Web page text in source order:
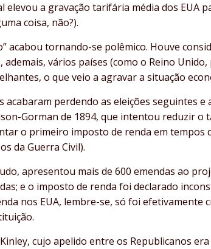
elevou a gravação tarifária média dos
coisa, não?).
acabou tornando-se polêmico. Houve
ademais, vários países (como o Reino
o que veio a agravar a situação
acabaram perdendo as eleições seguintes
Gorman de 1894, que intentou reduzir o
o primeiro imposto de renda em tempos
da Guerra Civil).
apresentou mais de 600 emendas ao
e o imposto de renda foi declarado
nos EUA, lembre-se, só foi efetivamente
cujo apelido entre os Republicanos